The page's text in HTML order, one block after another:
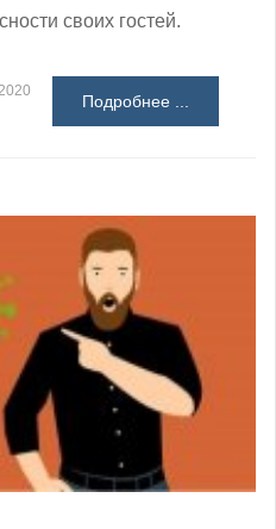
своих гостей.
Подробнее ...